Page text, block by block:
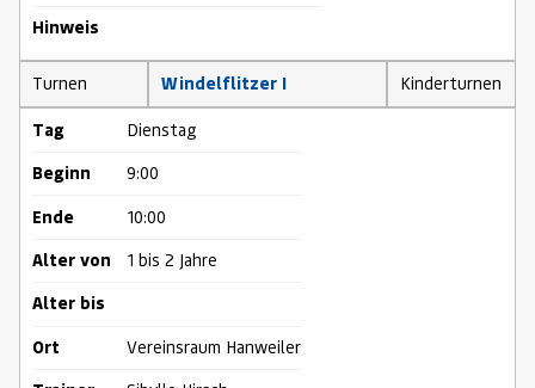
Hinweis
Turnen Windelflitzer I Kinderturnen
Tag Dienstag
Beginn 9:00
Ende 10:00
Alter von 1 bis 2 Jahre
Alter bis
Ort Vereinsraum Hanweiler